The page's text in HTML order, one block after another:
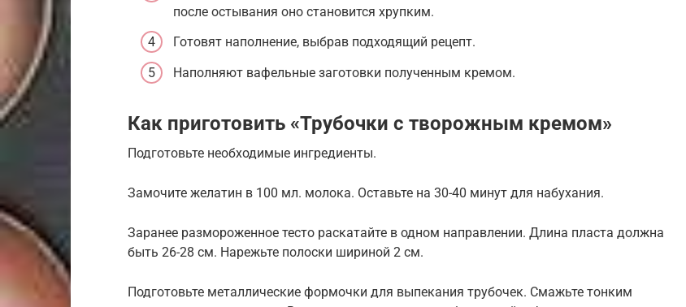
после остывания оно становится хрупким.
Готовят наполнение, выбрав подходящий рецепт.
Наполняют вафельные заготовки полученным кремом.
Как приготовить «Трубочки с творожным кремом»
Подготовьте необходимые ингредиенты.
Замочите желатин в 100 мл. молока. Оставьте на 30-40 минут для набухания.
Заранее размороженное тесто раскатайте в одном направлении. Длина пласта должна
быть 26-28 см. Нарежьте полоски шириной 2 см.
Подготовьте металлические формочки для выпекания трубочек. Смажьте тонким